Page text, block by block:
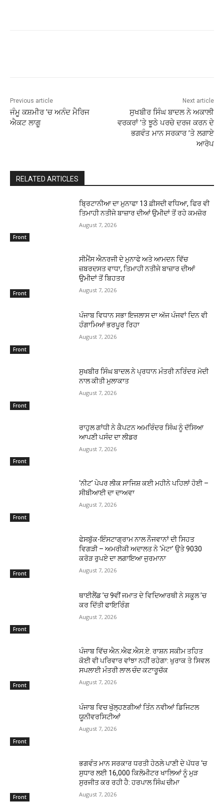
Previous article
ਜੰਮੂ ਕਸ਼ਮੀਰ ’ਚ ਅਨੰਦ ਮੈਰਿਜ
ਐਕਟ ਲਾਗੂ
Next article
ਸੁਖਬੀਰ ਸਿੰਘ ਬਾਦਲ ਨੇ ਅਕਾਲੀ
ਵਰਕਰਾਂ ’ਤੇ ਝੂਠੇ ਪਰਚੇ ਦਰਜ ਕਰਨ ਦੇ
ਭਗਵੰਤ ਮਾਨ ਸਰਕਾਰ ’ਤੇ ਲਗਾਏ
ਆਰੋਪ
RELATED ARTICLES
Front
ਬ੍ਰਿਟਾਨੀਆ ਦਾ ਮੁਨਾਫਾ 13 ਫ਼ੀਸਦੀ ਵਧਿਆ, ਫਿਰ ਵੀ
ਤਿਮਾਹੀ ਨਤੀਜੇ ਬਾਜ਼ਾਰ ਦੀਆਂ ਉਮੀਦਾਂ ਤੋਂ ਰਹੇ ਕਮਜ਼ੋਰ
August 7, 2026
Front
ਸੀਮੈਂਸ ਐਨਰਜੀ ਦੇ ਮੁਨਾਫੇ ਅਤੇ ਆਮਦਨ ਵਿੱਚ
ਜ਼ਬਰਦਸਤ ਵਾਧਾ, ਤਿਮਾਹੀ ਨਤੀਜੇ ਬਾਜ਼ਾਰ ਦੀਆਂ
ਉਮੀਦਾਂ ਤੋਂ ਬਿਹਤਰ
August 7, 2026
Front
ਪੰਜਾਬ ਵਿਧਾਨ ਸਭਾ ਇਜਲਾਸ ਦਾ ਅੱਜ ਪੰਜਵਾਂ ਦਿਨ ਵੀ
ਹੰਗਾਮਿਆਂ ਭਰਪੂਰ ਰਿਹਾ
August 7, 2026
Front
ਸੁਖਬੀਰ ਸਿੰਘ ਬਾਦਲ ਨੇ ਪ੍ਰਧਾਨ ਮੰਤਰੀ ਨਰਿੰਦਰ ਮੋਦੀ
ਨਾਲ ਕੀਤੀ ਮੁਲਾਕਾਤ
August 7, 2026
Front
ਰਾਹੁਲ ਗਾਂਧੀ ਨੇ ਕੈਪਟਨ ਅਮਰਿੰਦਰ ਸਿੰਘ ਨੂੰ ਦੱਸਿਆ
ਆਪਣੀ ਪਸੰਦ ਦਾ ਲੀਡਰ
August 7, 2026
Front
‘ਨੀਟ’ ਪੇਪਰ ਲੀਕ ਸਾਜਿਸ਼ ਕਈ ਮਹੀਨੇ ਪਹਿਲਾਂ ਹੋਈ –
ਸੀਬੀਆਈ ਦਾ ਦਾਅਵਾ
August 7, 2026
Front
ਫੇਸਬੁੱਕ-ਇੰਸਟਾਗ੍ਰਾਮ ਨਾਲ ਨੌਜਵਾਨਾਂ ਦੀ ਸਿਹਤ
ਵਿਗੜੀ – ਅਮਰੀਕੀ ਅਦਾਲਤ ਨੇ ‘ਮੇਟਾ’ ਉਤੇ 9030
ਕਰੋੜ ਰੁਪਏ ਦਾ ਲਗਾਇਆ ਜੁਰਮਾਨਾ
August 7, 2026
Front
ਥਾਈਲੈਂਡ ’ਚ 9ਵੀਂ ਜਮਾਤ ਦੇ ਵਿਦਿਆਰਥੀ ਨੇ ਸਕੂਲ ’ਚ
ਕਰ ਦਿੱਤੀ ਫਾਇਰਿੰਗ
August 7, 2026
Front
ਪੰਜਾਬ ਵਿੱਚ ਐਨ.ਐਫ.ਐਸ.ਏ. ਰਾਸ਼ਨ ਸਕੀਮ ਤਹਿਤ
ਕੋਈ ਵੀ ਪਰਿਵਾਰ ਵਾਂਝਾ ਨਹੀਂ ਰਹੇਗਾ: ਖੁਰਾਕ ਤੇ ਸਿਵਲ
ਸਪਲਾਈ ਮੰਤਰੀ ਲਾਲ ਚੰਦ ਕਟਾਰੂਚੱਕ
August 7, 2026
Front
ਪੰਜਾਬ ਵਿਚ ਖੁੱਲ੍ਹਣਗੀਆਂ ਤਿੰਨ ਨਵੀਆਂ ਡਿਜਿਟਲ
ਯੂਨੀਵਰਸਿਟੀਆਂ
August 7, 2026
Front
ਭਗਵੰਤ ਮਾਨ ਸਰਕਾਰ ਧਰਤੀ ਹੇਠਲੇ ਪਾਣੀ ਦੇ ਪੱਧਰ ‘ਚ
ਸੁਧਾਰ ਲਈ 16,000 ਕਿਲੋਮੀਟਰ ਖਾਲਿਆਂ ਨੂੰ ਮੁੜ
ਸੁਰਜੀਤ ਕਰ ਰਹੀ ਹੈ: ਹਰਪਾਲ ਸਿੰਘ ਚੀਮਾ
August 7, 2026